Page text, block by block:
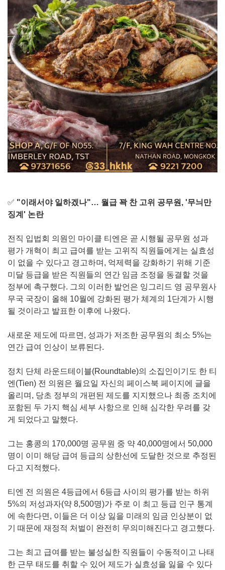
✅ "이래서야 일하겠나"… 월급 꽉 찬 고위 공무원, '무늬만
징계' 논란
전직 입법회 의원인 마이클 티엔은 곧 시행될 공무원 성과
평가 개혁이 최고 급여를 받는 고위직 직원들에게는 실효성
이 없을 수 있다고 경고하며, 억제력을 강화하기 위해 기준
미달 등급을 받은 직원들의 연간 임금 조정을 동결할 것을
정부에 촉구했다. 그의 이러한 발언은 잉그리드 영 공무원사
무국 국장이 올해 10월에 강화된 평가 체계의 1단계가 시행
될 것이라고 발표한 이후에 나왔다.
새로운 제도에 따르면, 성과가 저조한 공무원의 최소 5%는
연간 급여 인상이 보류된다.
정치 단체 라운드테이블(Roundtable)의 소집인이기도 한 티
엔(Tien) 전 의원은 월요일 자신의 페이스북 페이지에 글을
올리며, 당초 정부의 개편된 제도를 지지했으나 최종 조치에
포함된 두 가지 핵심 세부 사항으로 인해 심각한 우려를 갖
게 되었다고 말했다.
그는 홍콩의 170,000명 공무원 중 약 40,000명에서 50,000
명이 이미 해당 급여 등급의 상한선에 도달한 것으로 추정된
다고 지적했다.
티엔 전 의원은 4등급에서 6등급 사이의 평가를 받는 하위
5%의 저성과자(약 8,500명)가 주로 이 최고 등급 인구 통계
에 속한다면, 이들은 더 이상 잃을 미래의 임금 인상분이 없
기 때문에 재정적 처벌이 완전히 무의미해진다고 경고했다.
그는 최고 급여를 받는 불성실한 직원들이 수동적이고 나태
한 근무 태도를 취할 수 있어 제도가 실효성을 잃을 수 있다